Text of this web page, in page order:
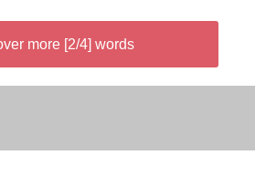
more [2/4] words